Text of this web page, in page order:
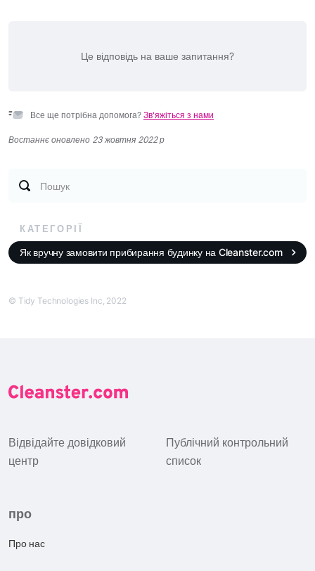
Пошук
КАТЕГОРІЇ
Як вручну замовити прибирання будинку на Cleanster.com
Це відповідь на ваше запитання?
Все ще потрібна допомога? Зв'яжіться з нами
Востаннє оновлено 23 жовтня 2022 р
© Tidy Technologies Inc, 2022
Відвідайте довідковий
центр
Публічний контрольний
список
про
Про нас